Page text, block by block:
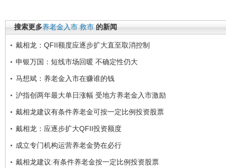
搜索更多养老金入市 救市 的新闻
戴相龙：QFII额度应逐步扩大直至取消控制
申银万国：短线市场回暖 不确定性仍大
马想斌：养老金入市在赚谁的钱
沪指创两年最大单日涨幅 受地方养老金入市激励
戴相龙建议有条件养老金可按一定比例投资股票
戴相龙：应逐步扩大QFII投资额度
成立专门机构运营养老金势在必行
戴相龙建议:有条件养老金按一定比例投资股票